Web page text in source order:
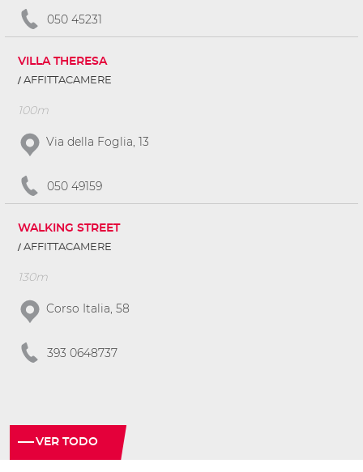
050 45231
VILLA THERESA
AFFITTACAMERE
100m
Via della Foglia, 13
050 49159
WALKING STREET
AFFITTACAMERE
130m
Corso Italia, 58
393 0648737
VER TODO